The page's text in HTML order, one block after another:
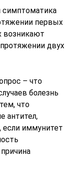
симптоматика
первых
возникают
двух
– что
болезнь
что
антител,
иммунитет